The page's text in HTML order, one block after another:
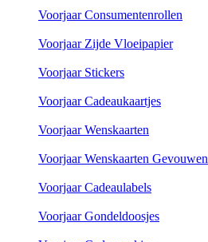
Voorjaar Consumentenrollen
Voorjaar Zijde Vloeipapier
Voorjaar Stickers
Voorjaar Cadeaukaartjes
Voorjaar Wenskaarten
Voorjaar Wenskaarten Gevouwen
Voorjaar Cadeaulabels
Voorjaar Gondeldoosjes